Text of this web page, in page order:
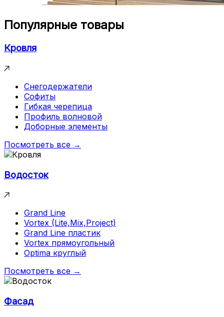
Популярные товары
Кровля
Снегодержатели
Софиты
Гибкая черепица
Профиль волновой
Доборные элементы
Посмотреть все →
Водосток
Grand Line
Vortex (Lite,Mix,Project)
Grand Line пластик
Vortex прямоугольный
Optima круглый
Посмотреть все →
Фасад